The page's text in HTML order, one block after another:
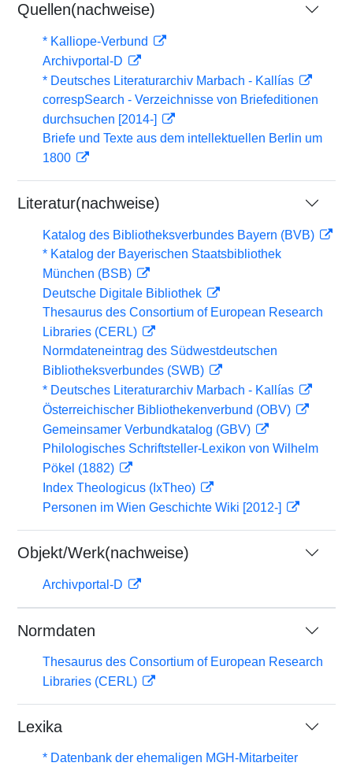
Quellen(nachweise)
* Kalliope-Verbund
Archivportal-D
* Deutsches Literaturarchiv Marbach - Kallías
correspSearch - Verzeichnisse von Briefeditionen
durchsuchen [2014-]
Briefe und Texte aus dem intellektuellen Berlin um
1800
Literatur(nachweise)
Katalog des Bibliotheksverbundes Bayern (BVB)
* Katalog der Bayerischen Staatsbibliothek
München (BSB)
Deutsche Digitale Bibliothek
Thesaurus des Consortium of European Research
Libraries (CERL)
Normdateneintrag des Südwestdeutschen
Bibliotheksverbundes (SWB)
* Deutsches Literaturarchiv Marbach - Kallías
Österreichischer Bibliothekenverbund (OBV)
Gemeinsamer Verbundkatalog (GBV)
Philologisches Schriftsteller-Lexikon von Wilhelm
Pökel (1882)
Index Theologicus (IxTheo)
Personen im Wien Geschichte Wiki [2012-]
Objekt/Werk(nachweise)
Archivportal-D
Normdaten
Thesaurus des Consortium of European Research
Libraries (CERL)
Lexika
* Datenbank der ehemaligen MGH-Mitarbeiter